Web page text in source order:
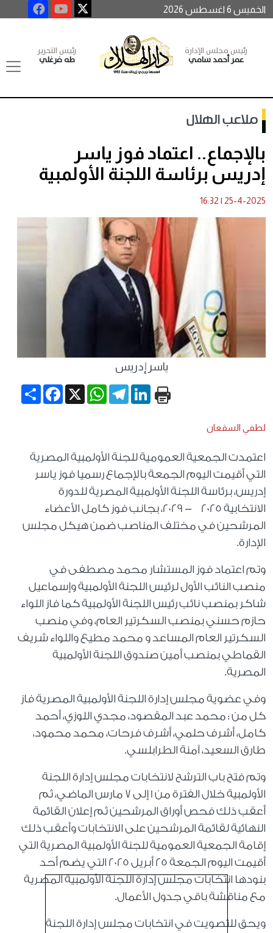
الخميس 6 اغسطس 2026
رئيس مجلس الإدارة
عمر أحمد سامي
رئيس التحرير
طه فرغلي
ملاعب الهلال
بالإجماع.. اعتماد فوز ياسر
إدريس برئاسة اللجنة الأولمبية
25-4-2025
|
16:32
ياسر إدريس
Share
Facebook X
WhatsApp
TelegramLinkedIn
لطفي السقعان
اعتمدت الجمعية العمومية للجنة الأولمبية المصرية
التي أقيمت اليوم الجمعة بالإجماع رسميا فوز ياسر
إدريس، برئاسة اللجنة الأولمبية المصرية للدورة
الانتخابية 2025 - 2029، بجانب فوز كامل الأعضاء
المرشحين في مختلف المناصب ضمن هيكل مجلس
الإدارة.
وتم اعتماد فوز المستشار محمد مصطفى في
منصب النائب الأول لرئيس اللجنة الأولمبية وإسماعيل
شاكر بمنصب نائب رئيس اللجنة الأولمبية كما فاز اللواء
حازم حسني بمنصب السكرتير العام، وفي منصب
السكرتير العام المساعد و محمد مطيع واللواء شريف
القماطي بمنصب أمين صندوق اللجنة الأولمبية
المصرية.
وفي عضوية مجلس إدارة اللجنة الأولمبية المصرية فاز
كل من : محمد عبد المقصود، مجدي اللوزي، أحمد
كامل، أشرف حلمي، أشرف فرحات، محمد محمود،
طارق السعيد، آمنة الطرابلسي.
وتم فتح باب الترشح لانتخابات مجلس إدارة اللجنة
الأولمبية خلال الفترة من 1 إلى 7 مارس الماضي، ثم
أعقب ذلك فحص أوراق المرشحين ثم إعلان القائمة
النهائية لقائمة المرشحين على الانتخابات وأعقب ذلك
إقامة الجمعية العمومية للجنة الأولمبية المصرية التي
أقيمت اليوم الجمعة 25 أبريل 2025 التي يضم أحد
بنودها انتخابات مجلس إدارة اللجنة الأولمبية المصرية
مع مناقشة باقي جدول الأعمال.
ويحق للتصويت في انتخابات مجلس إدارة اللجنة